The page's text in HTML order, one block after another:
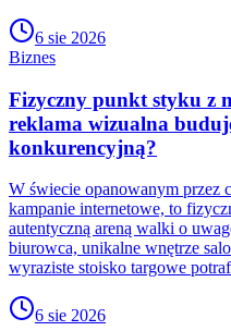
6 sie 2026
Biznes
Fizyczny punkt styku z
reklama wizualna
konkurencyjną?
W świecie opanowanym przez
kampanie internetowe, to
autentyczną areną walki o
biurowca, unikalne wnętrze
wyraziste stoisko targowe
6 sie 2026